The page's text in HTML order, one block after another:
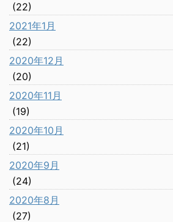
(22)
2021年1月
(22)
2020年12月
(20)
2020年11月
(19)
2020年10月
(21)
2020年9月
(24)
2020年8月
(27)